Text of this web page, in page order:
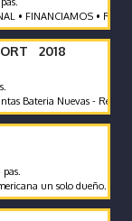
FINANCIAMOS •
2018
Nuevas - Recor de
un solo dueño.